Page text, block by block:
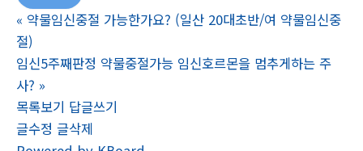
« 약물임신중절 가능한가요? (일산 20대초반/여 약물임신중
절)
임신5주째판정 약물중절가능 임신호르몬을 멈추게하는 주
사? »
목록보기 답글쓰기
글수정 글삭제